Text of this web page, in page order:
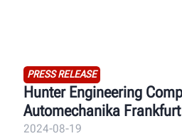
PRESS RELEASE
Hunter Engineering
Automechanika
2024-08-19